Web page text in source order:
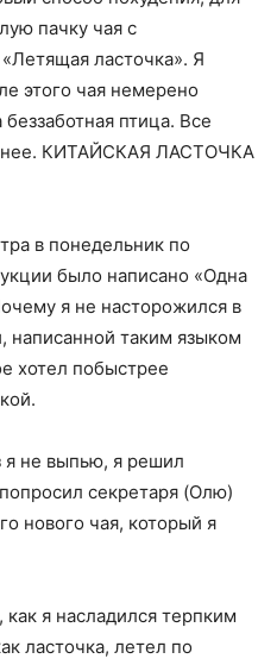
пачку чая с
ласточка». Я
этого чая немерено
птица. Все
КИТАЙСКАЯ ЛАСТОЧКА
в понедельник по
было написано «Одна
я не насторожился в
написанной таким языком
хотел побыстрее
я не выпью, я решил
секретаря (Олю)
нового чая, который я
я насладился терпким
ласточка, летел по